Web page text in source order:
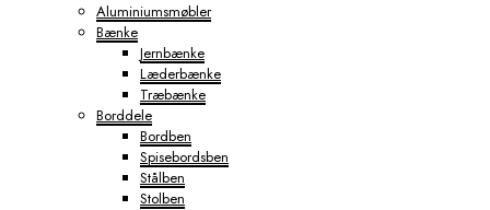
Aluminiumsmøbler
Bænke
Jernbænke
Læderbænke
Træbænke
Borddele
Bordben
Spisebordsben
Stålben
Stolben